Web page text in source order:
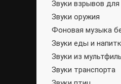
Звуки взрывов
Звуки оружия
Фоновая музыка
Звуки еды и
Звуки из
Звуки транспорта